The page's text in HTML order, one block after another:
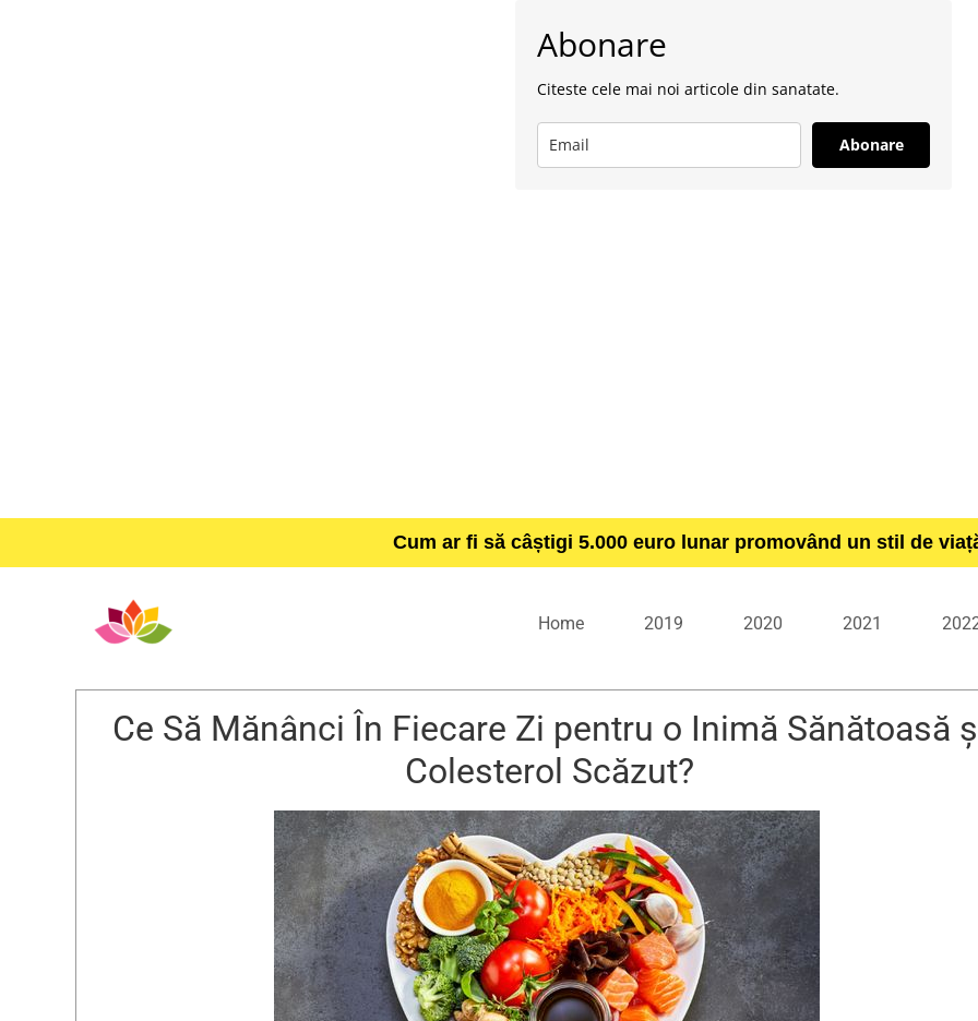
Abonare
Citeste cele mai noi articole din sanatate.
Abonare
Cum ar fi să câștigi 5.000 euro lunar promovând un stil de
Home 2019 2020 2021
Ce Să Mănânci În Fiecare Zi pentru o Inimă Sănătoasă
Colesterol Scăzut?